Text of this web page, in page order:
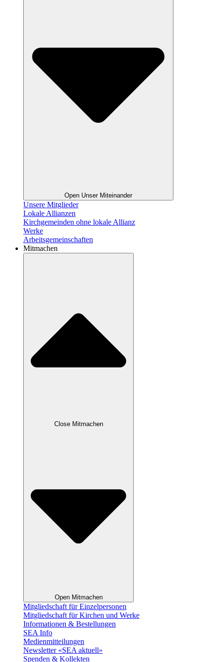
Open Unser Miteinander
Unsere Mitglieder
Lokale Allianzen
Kirchgemeinden ohne lokale Allianz
Werke
Arbeitsgemeinschaften
Mitmachen
Close Mitmachen
Open Mitmachen
Mitgliedschaft für Einzelpersonen
Mitgliedschaft für Kirchen und Werke
Informationen & Bestellungen
SEA Info
Medienmitteilungen
Newsletter «SEA aktuell»
Spenden & Kollekten